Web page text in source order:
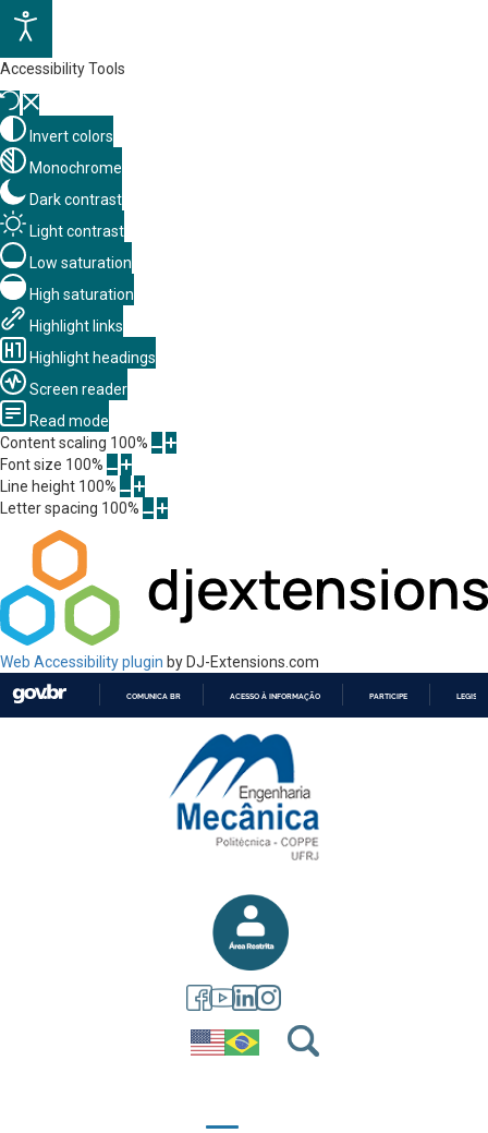
Accessibility Tools
Invert colors
Monochrome
Dark contrast
Light contrast
Low saturation
High saturation
Highlight links
Highlight headings
Screen reader
Read mode
Content scaling 100%
Font size 100%
Line height 100%
Letter spacing 100%
Web Accessibility plugin by DJ-Extensions.com
PARA
CONTEÚDO
COMUNICA BR ACESSO À INFORMAÇÃO PARTICIPE